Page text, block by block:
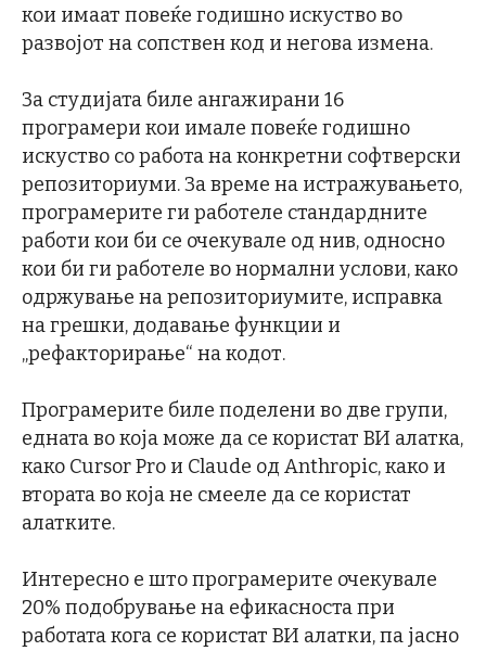
кои имаат повеќе годишно искуство во
развојот на сопствен код и негова измена.
За студијата биле ангажирани 16
програмери кои имале повеќе годишно
искуство со работа на конкретни софтверски
репозиториуми. За време на истражувањето,
програмерите ги работеле стандардните
работи кои би се очекувале од нив, односно
кои би ги работеле во нормални услови, како
одржување на репозиториумите, исправка
на грешки, додавање функции и
„рефакторирање“ на кодот.
Програмерите биле поделени во две групи,
едната во која може да се користат ВИ алатка,
како Cursor Pro и Claude од Anthropic, како и
втората во која не смееле да се користат
алатките.
Интересно е што програмерите очекувале
20% подобрување на ефикасноста при
работата кога се користат ВИ алатки, па јасно